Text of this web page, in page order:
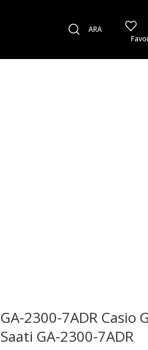
ARA
GA-2300-7ADR Casio
Saati GA-2300-7ADR